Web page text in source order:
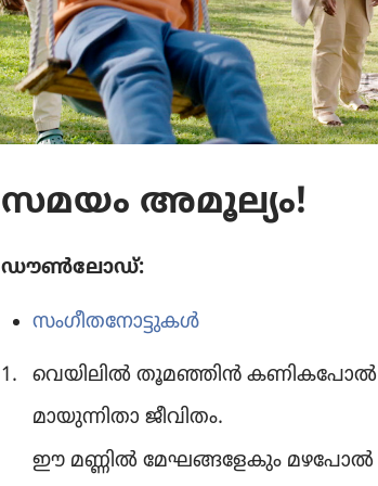
സമയം അമൂല്യം!
ഡൗൺലോഡ്‌:
സംഗീതനോട്ടുകൾ
1.
വെയി​ലിൽ തൂമഞ്ഞിൻ കണിക​പോൽ
മായു​ന്നി​താ ജീവിതം.
ഈ മണ്ണിൽ മേഘങ്ങ​ളേ​കും മഴപോൽ